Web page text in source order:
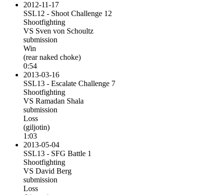
2012-11-17
SSL12 - Shoot Challenge 12
Shootfighting
VS Sven von Schoultz
submission
Win
(rear naked choke)
0:54
2013-03-16
SSL13 - Escalate Challenge 7
Shootfighting
VS Ramadan Shala
submission
Loss
(giljotin)
1:03
2013-05-04
SSL13 - SFG Battle 1
Shootfighting
VS David Berg
submission
Loss